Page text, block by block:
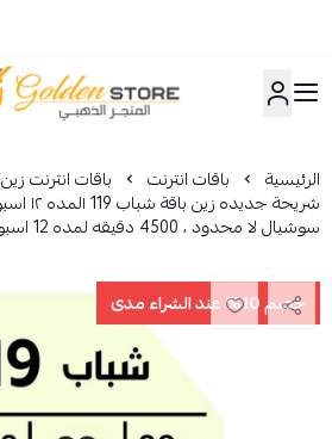
المتجر الذهبي
الرئيسية باقات انترنت باقات انترنت زين Zain
سوشيال لا محدود ، 4500 دقيقه لمده 12 اسبوع
خصم 10% عند الشراء مدى